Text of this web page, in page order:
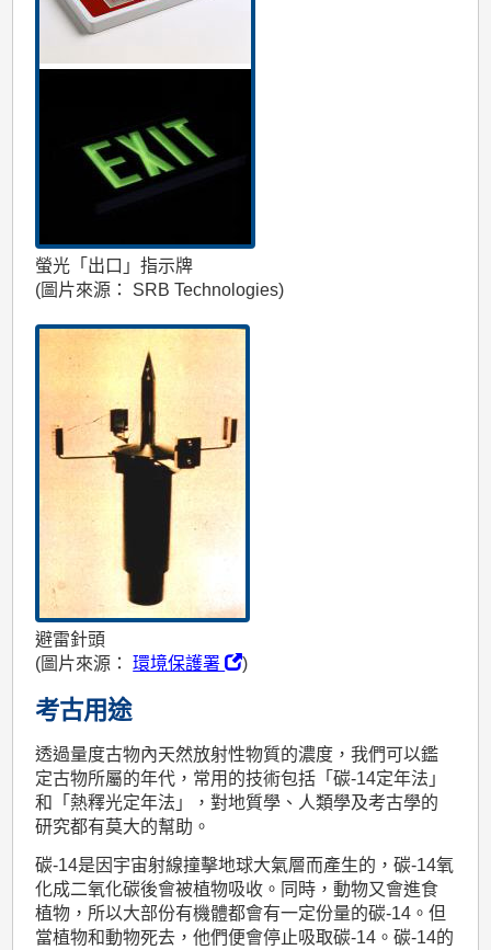
螢光「出口」指示牌
(圖片來源： SRB Technologies)
避雷針頭
(圖片來源：環境保護署 )
考古用途
透過量度古物內天然放射性物質的濃度，我們可以鑑
定古物所屬的年代，常用的技術包括「碳-14定年法」
和「熱釋光定年法」，對地質學、人類學及考古學的
研究都有莫大的幫助。
碳-14是因宇宙射線撞擊地球大氣層而產生的，碳-14氧
化成二氧化碳後會被植物吸收。同時，動物又會進食
植物，所以大部份有機體都會有一定份量的碳-14。但
當植物和動物死去，他們便會停止吸取碳-14。碳-14的